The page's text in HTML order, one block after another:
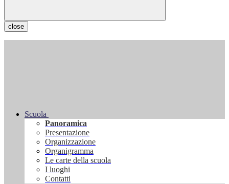
close
Scuola
Panoramica
Presentazione
Organizzazione
Organigramma
Le carte della scuola
I luoghi
Contatti